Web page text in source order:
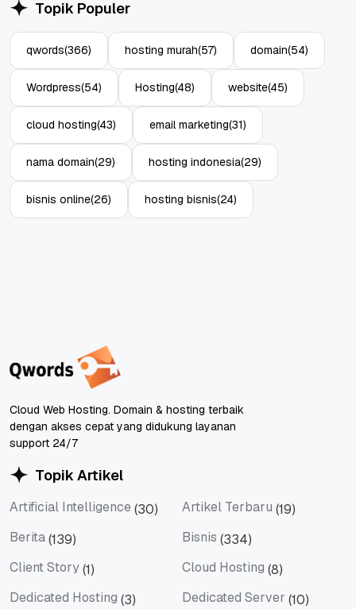
Topik Populer
qwords(366) hosting murah(57) domain(54)
Wordpress(54) Hosting(48) website(45)
cloud hosting(43) email marketing(31)
nama domain(29) hosting indonesia(29)
bisnis online(26) hosting bisnis(24)
Cloud Web Hosting. Domain & hosting terbaik
dengan akses cepat yang didukung layanan
support 24/7
Topik Artikel
Artificial Intelligence (30) Artikel Terbaru (19)
Berita(139) Bisnis (334)
Client Story(1) Cloud Hosting (8)
Dedicated Hosting (3) Dedicated Server (10)